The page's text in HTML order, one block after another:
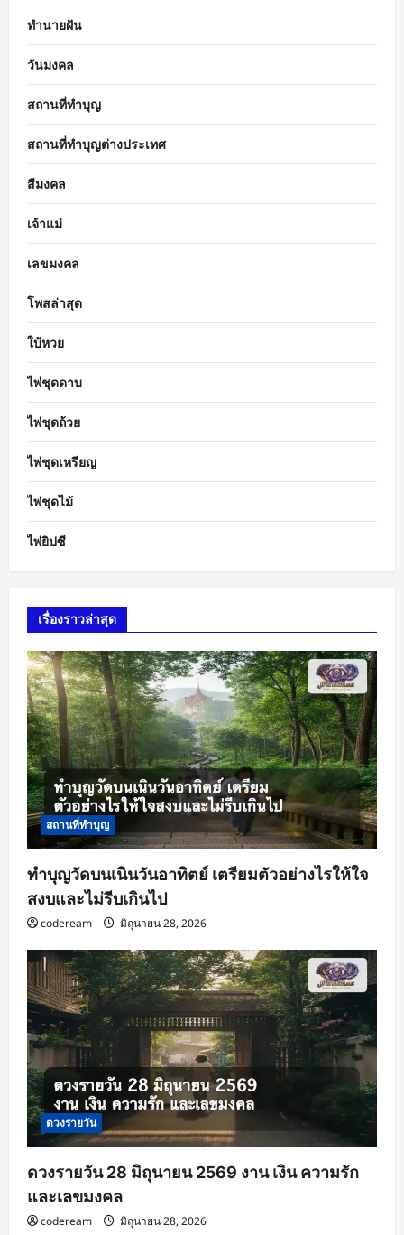
ทำนายฝัน
วันมงคล
สถานที่ทำบุญ
สถานที่ทำบุญต่างประเทศ
สีมงคล
เจ้าแม่
เลขมงคล
โพสล่าสุด
ใบ้หวย
ไพ่ชุดดาบ
ไพ่ชุดถ้วย
ไพ่ชุดเหรียญ
ไพ่ชุดไม้
ไพ่ยิปซี
เรื่องราวล่าสุด
สถานที่ทำบุญ
ทำบุญวัดบนเนินวันอาทิตย์ เตรียมตัวอย่างไรให้ใจ
สงบและไม่รีบเกินไป
codeream มิถุนายน 28, 2026
ดวงรายวัน
ดวงรายวัน 28 มิถุนายน 2569 งาน เงิน ความรัก
และเลขมงคล
codeream มิถุนายน 28, 2026